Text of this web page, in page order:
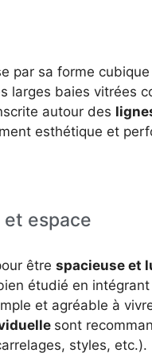
par sa forme
larges baies vitrées
autour des
esthétique et
espace
être spacieuse et
étudié en
et agréable à
sont
styles, etc.).